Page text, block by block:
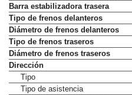
Barra estabilizadora trasera
Tipo de frenos delanteros
Diámetro de frenos delanteros
Tipo de frenos traseros
Diámetro de frenos traseros
Dirección
Tipo
Tipo de asistencia